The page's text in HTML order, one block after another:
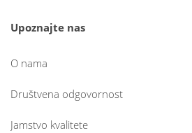
Upoznajte nas
O nama
Društvena odgovornost
Jamstvo kvalitete